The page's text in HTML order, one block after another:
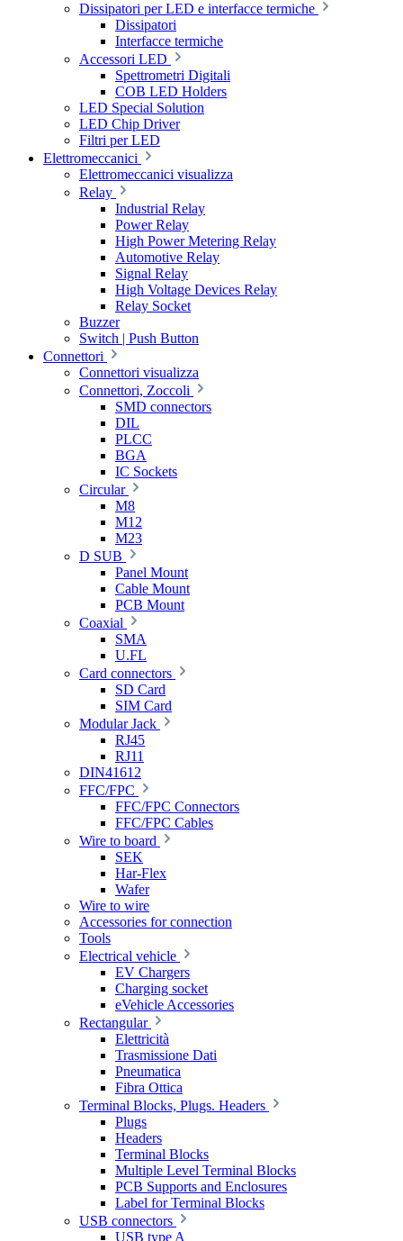
Dissipatori per LED e interfacce termiche
Dissipatori
Interfacce termiche
Accessori LED
Spettrometri Digitali
COB LED Holders
LED Special Solution
LED Chip Driver
Filtri per LED
Elettromeccanici
Elettromeccanici visualizza
Relay
Industrial Relay
Power Relay
High Power Metering Relay
Automotive Relay
Signal Relay
High Voltage Devices Relay
Relay Socket
Buzzer
Switch | Push Button
Connettori
Connettori visualizza
Connettori, Zoccoli
SMD connectors
DIL
PLCC
BGA
IC Sockets
Circular
M8
M12
M23
D SUB
Panel Mount
Cable Mount
PCB Mount
Coaxial
SMA
U.FL
Card connectors
SD Card
SIM Card
Modular Jack
RJ45
RJ11
DIN41612
FFC/FPC
FFC/FPC Connectors
FFC/FPC Cables
Wire to board
SEK
Har-Flex
Wafer
Wire to wire
Accessories for connection
Tools
Electrical vehicle
EV Chargers
Charging socket
eVehicle Accessories
Rectangular
Elettricità
Trasmissione Dati
Pneumatica
Fibra Ottica
Terminal Blocks, Plugs. Headers
Plugs
Headers
Terminal Blocks
Multiple Level Terminal Blocks
PCB Supports and Enclosures
Label for Terminal Blocks
USB connectors
USB type A